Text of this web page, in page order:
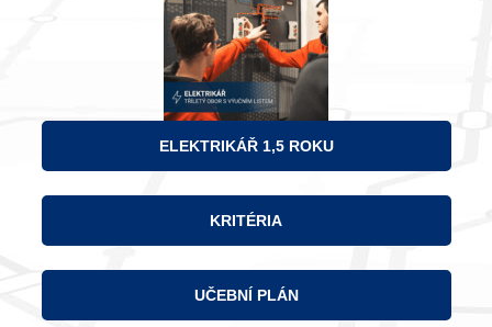
ELEKTRIKÁŘ 1,5 ROKU
KRITÉRIA
UČEBNÍ PLÁN